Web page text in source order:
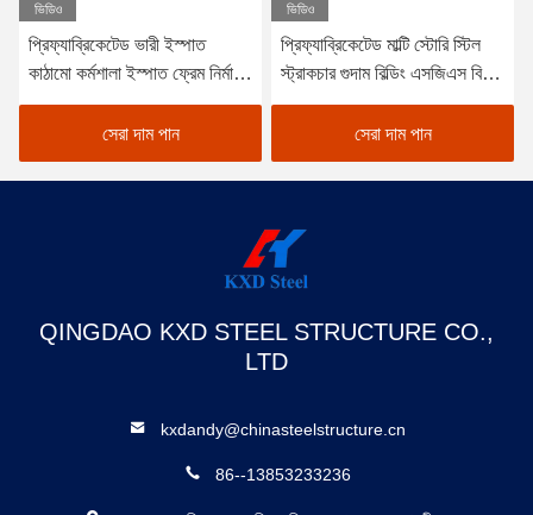
ভিডিও
প্রিফ্যাব্রিকেটেড ভারী ইস্পাত
কাঠামো কর্মশালা ইস্পাত ফ্রেম নির্মাণ
স্টোরেজ শ্যাড
সেরা দাম পান
ভিডিও
প্রিফ্যাব্রিকেটেড মাল্টি স্টোরি স্টিল
স্ট্রাকচার গুদাম বিল্ডিং এসজিএস বিভি
সিই অনুমোদিত
সেরা দাম পান
QINGDAO KXD STEEL STRUCTURE CO.,
LTD
kxdandy@chinasteelstructure.cn
86--13853233236